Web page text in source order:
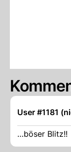
User #1181
…böser Blitz!!